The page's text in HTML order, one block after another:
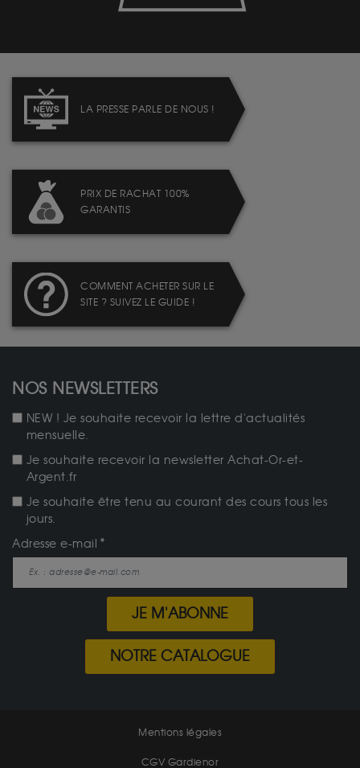
LA PRESSE PARLE DE NOUS !
PRIX DE RACHAT 100%
GARANTIS
COMMENT ACHETER SUR LE
SITE ? SUIVEZ LE GUIDE !
NOS NEWSLETTERS
NEW ! Je souhaite recevoir la lettre d'actualités
mensuelle.
Je souhaite recevoir la newsletter Achat-Or-et-
Argent.fr
Je souhaite être tenu au courant des cours tous les
jours.
Adresse e-mail
JE M'ABONNE
NOTRE CATALOGUE
Mentions légales
CGV Gardienor